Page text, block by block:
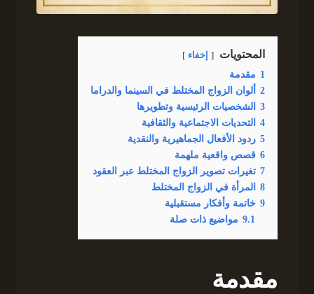
المحتويات إخفاء
1 مقدمة
2
ألوان الزواج المختلط في السينما والدراما
3
الشخصيات الرئيسية وتطويرها
4
التحديات الاجتماعية والثقافية
5 ردود الأفعال الجماهيرية والنقدية
6 قصص واقعية ملهمة
7 تغيرات تصوير الزواج المختلط عبر العقود
8
المرأة في الزواج المختلط
9 خاتمة وأفكار مستقبلية
9.1 مواضيع ذات صلة
مقدمة